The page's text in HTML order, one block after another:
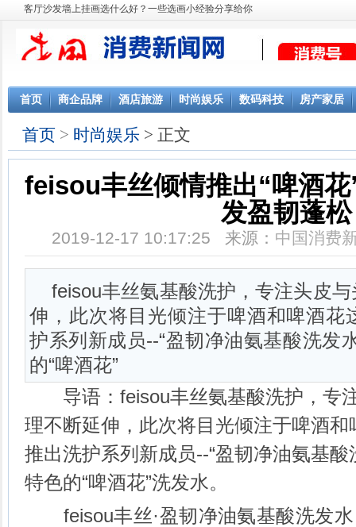
客厅沙发墙上挂画选什么好？一些选画小经验分享给你
首页 商企品牌 酒店旅游 时尚娱乐 数码科技 房产家居
首页 > 时尚娱乐 > 正文
feisou丰丝倾情推出“啤酒
发盈韧蓬松
2019-12-17 10:17:25 来源： 中国消费
feisou丰丝氨基酸洗护，专注头皮
伸，此次将目光倾注于啤酒和啤酒花
护系列新成员--“盈韧净油氨基酸洗发
的“啤酒花”
导语：feisou丰丝氨基酸洗护，专
理不断延伸，此次将目光倾注于啤酒
推出洗护系列新成员--“盈韧净油氨基
特色的“啤酒花”洗发水。
feisou丰丝·盈韧净油氨基酸洗发水